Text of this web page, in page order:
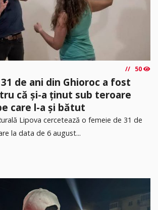
50
de ani din Ghioroc a fost
că și-a ținut sub teroare
care l-a și bătut
Lipova cercetează o femeie de 31 de
la data de 6 august...